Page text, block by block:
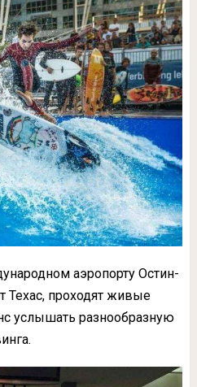
аэропорту Остин-
Техас, проходят живые
услышать разнообразную